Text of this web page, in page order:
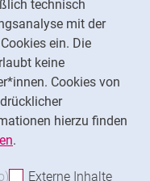
technisch
mit der
ein. Die
keine
Cookies von
hierzu finden
.
akzeptieren
Analyse-Cookies
Externe Inhalte